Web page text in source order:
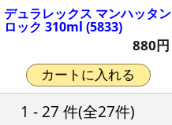
デュラレックス マンハッタン
ロック 310ml (5833)
880円
カートに入れる
1 - 27 件(全27件)